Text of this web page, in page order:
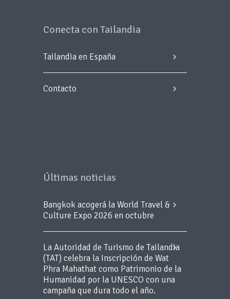
Conecta con Tailandia
Tailandia en España
Contacto
Últimas noticias
Bangkok acogerá la World Travel &
Culture Expo 2026 en octubre
La Autoridad de Turismo de Tailandia
(TAT) celebra la inscripción de Wat
Phra Mahathat como Patrimonio de la
Humanidad por la UNESCO con una
campaña que dura todo el año.